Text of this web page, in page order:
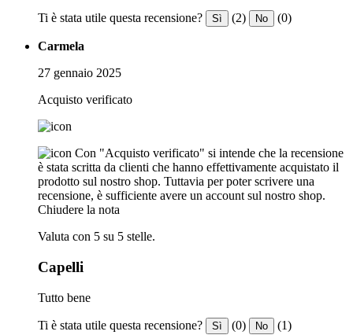
Ti è stata utile questa recensione? Sì (2) No (0)
Carmela
27 gennaio 2025
Acquisto verificato
Con "Acquisto verificato" si intende che la recensione
è stata scritta da clienti che hanno effettivamente acquistato il
prodotto sul nostro shop. Tuttavia per poter scrivere una
recensione, è sufficiente avere un account sul nostro shop.
Chiudere la nota
Valuta con 5 su 5 stelle.
Capelli
Tutto bene
Ti è stata utile questa recensione? Sì (0) No (1)